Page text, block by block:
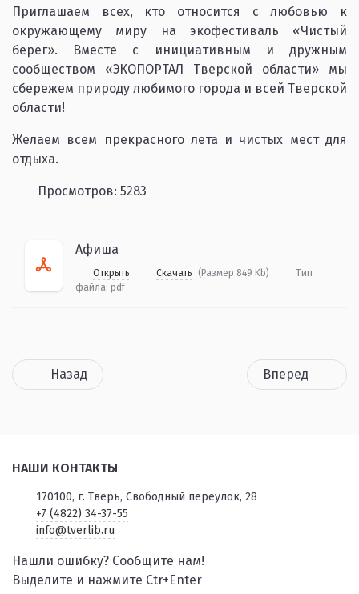
Приглашаем всех, кто относится с любовью к
окружающему миру на экофестиваль «Чистый
берег». Вместе с инициативным и дружным
сообществом «ЭКОПОРТАЛ Тверской области» мы
сбережем природу любимого города и всей Тверской
области!
Желаем всем прекрасного лета и чистых мест для
отдыха.
Просмотров: 5283
Афиша
Открыть Скачать (Размер 849 Kb)
Тип
файла: pdf
Назад Вперед
НАШИ КОНТАКТЫ
170100, г. Тверь, Свободный переулок, 28
+7 (4822) 34-37-55
info@tverlib.ru
Нашли ошибку? Сообщите нам!
Выделите и нажмите Ctr+Enter